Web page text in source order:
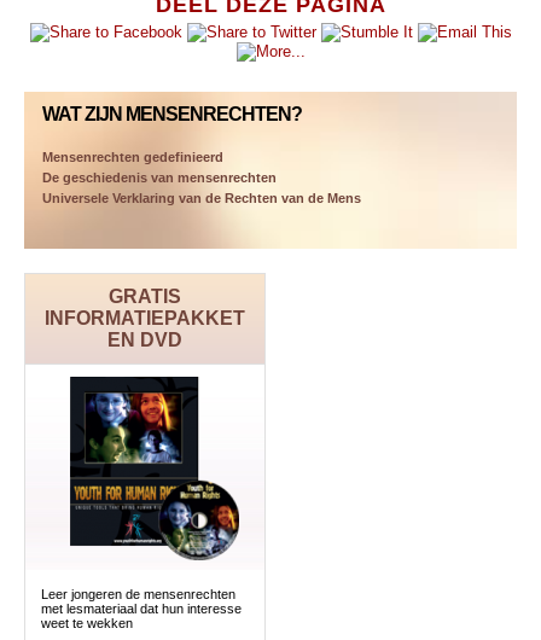
WAT ZIJN MENSENRECHTEN?
Mensenrechten gedefinieerd
De geschiedenis van mensenrechten
Universele Verklaring van de Rechten van de Mens
GRATIS
INFORMATIEPAKKET
EN DVD
Leer jongeren de mensenrechten
met lesmateriaal dat hun interesse
weet te wekken